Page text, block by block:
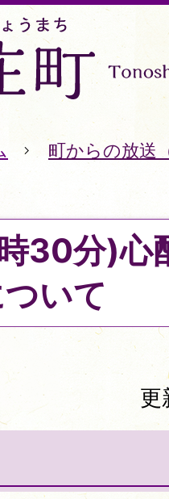
町からの放送
30分)心
いて
更